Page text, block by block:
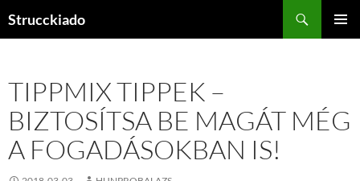
Strucckiado
TIPPMIX TIPPEK –
BIZTOSÍTSA BE MAGÁT MÉG
A FOGADÁSOKBAN IS!